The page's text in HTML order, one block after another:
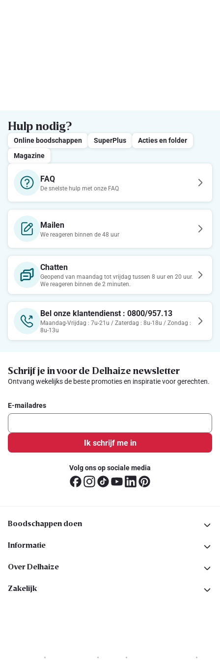
Hulp nodig?
Online boodschappen SuperPlus
Acties en folder
Magazine
FAQ
De snelste hulp met onze FAQ
Mailen
We reageren binnen de 48 uur
Chatten
Geopend van maandag tot vrijdag tussen 8 uur en 20 uur.
We reageren binnen de 2 minuten.
Bel onze klantendienst : 0800/957.13
Maandag-Vrijdag : 7u-21u / Zaterdag : 8u-18u / Zondag :
8u-13u
Schrijf je in voor de Delhaize newsletter
Ontvang wekelijks de beste promoties en inspiratie voor gerechten.
E-mailadres
Ik schrijf me in
Volg ons op sociale media
Boodschappen doen
Informatie
Over Delhaize
Zakelijk